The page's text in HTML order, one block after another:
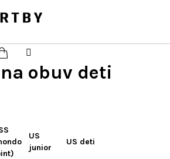
Nákupnýobuv deti
US
junior
US deti